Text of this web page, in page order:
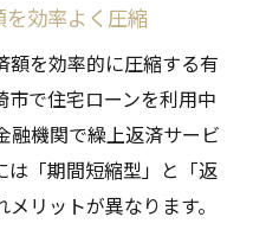
効率よく圧縮
額を効率的に圧縮する有
市で住宅ローンを利用中
融機関で繰上返済サービ
は「期間短縮型」と「返
リットが異なります。